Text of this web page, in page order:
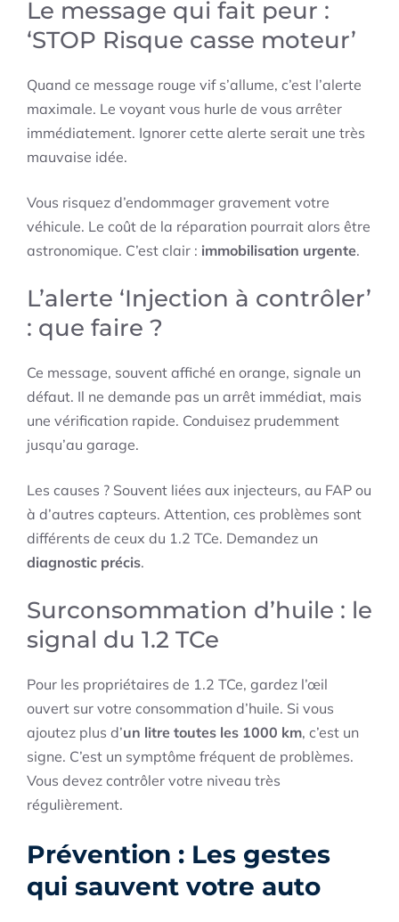
Le message qui fait peur :
‘STOP Risque casse moteur’
Quand ce message rouge vif s’allume, c’est l’alerte
maximale. Le voyant vous hurle de vous arrêter
immédiatement. Ignorer cette alerte serait une très
mauvaise idée.
Vous risquez d’endommager gravement votre
véhicule. Le coût de la réparation pourrait alors être
astronomique. C’est clair : immobilisation urgente.
L’alerte ‘Injection à contrôler’
: que faire ?
Ce message, souvent affiché en orange, signale un
défaut. Il ne demande pas un arrêt immédiat, mais
une vérification rapide. Conduisez prudemment
jusqu’au garage.
Les causes ? Souvent liées aux injecteurs, au FAP ou
à d’autres capteurs. Attention, ces problèmes sont
différents de ceux du 1.2 TCe. Demandez un
diagnostic précis.
Surconsommation d’huile : le
signal du 1.2 TCe
Pour les propriétaires de 1.2 TCe, gardez l’œil
ouvert sur votre consommation d’huile. Si vous
ajoutez plus d’un litre toutes les 1000 km, c’est un
signe. C’est un symptôme fréquent de problèmes.
Vous devez contrôler votre niveau très
régulièrement.
Prévention : Les gestes
qui sauvent votre auto